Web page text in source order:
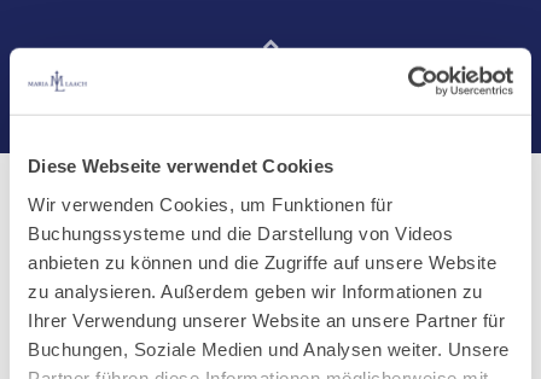
Diese Webseite verwendet Cookies
Wir verwenden Cookies, um Funktionen für
Buchungssysteme und die Darstellung von Videos
anbieten zu können und die Zugriffe auf unsere Website
zu analysieren. Außerdem geben wir Informationen zu
Ihrer Verwendung unserer Website an unsere Partner für
Buchungen, Soziale Medien und Analysen weiter. Unsere